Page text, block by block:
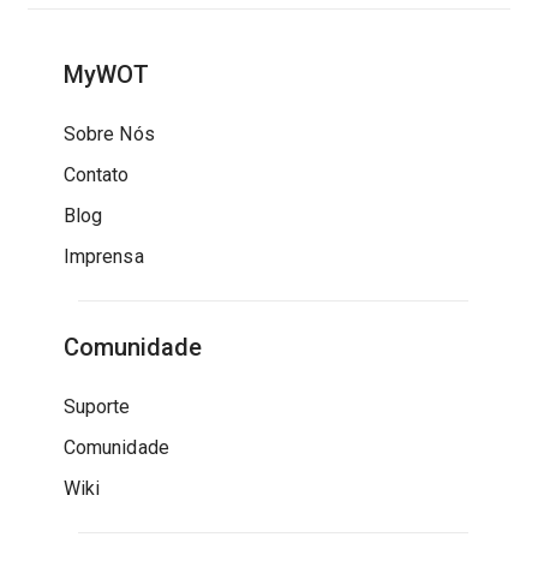
MyWOT
Sobre Nós
Contato
Blog
Imprensa
Comunidade
Suporte
Comunidade
Wiki